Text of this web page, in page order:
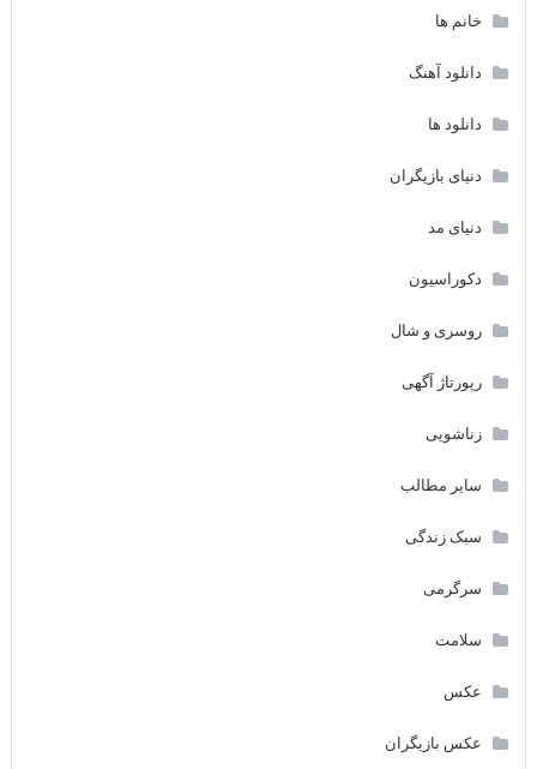
خانم ها
دانلود آهنگ
دانلود ها
دنیای بازیگران
دنیای مد
دکوراسیون
روسری و شال
رپورتاژ آگهی
زناشویی
سایر مطالب
سبک زندگی
سرگرمی
سلامت
عکس
عکس بازیگران